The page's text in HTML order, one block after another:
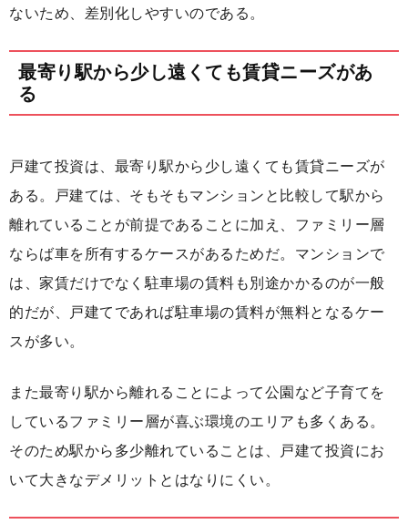
ないため、差別化しやすいのである。
最寄り駅から少し遠くても賃貸ニーズがあ
る
戸建て投資は、最寄り駅から少し遠くても賃貸ニーズが
ある。戸建ては、そもそもマンションと比較して駅から
離れていることが前提であることに加え、ファミリー層
ならば車を所有するケースがあるためだ。マンションで
は、家賃だけでなく駐車場の賃料も別途かかるのが一般
的だが、戸建てであれば駐車場の賃料が無料となるケー
スが多い。
また最寄り駅から離れることによって公園など子育てを
しているファミリー層が喜ぶ環境のエリアも多くある。
そのため駅から多少離れていることは、戸建て投資にお
いて大きなデメリットとはなりにくい。